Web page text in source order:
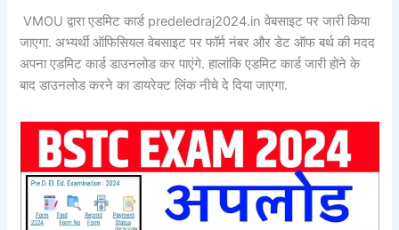
VMOU द्वारा एडमिट कार्ड predeledraj2024.in वेबसाइट पर जारी किया
जाएगा. अभ्यर्थी ऑफिसियल वेबसाइट पर फॉर्म नंबर और डेट ऑफ बर्थ की मदद
अपना एडमिट कार्ड डाउनलोड कर पाएंगे. हालांकि एडमिट कार्ड जारी होने के
बाद डाउनलोड करने का डायरेक्ट लिंक नीचे दे दिया जाएगा.